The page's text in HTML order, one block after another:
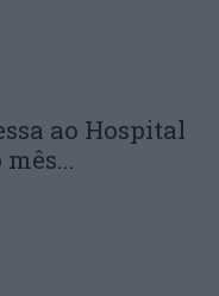
ao Hospital